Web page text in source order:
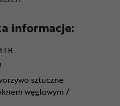
informacje:
sztuczne
węglowym /